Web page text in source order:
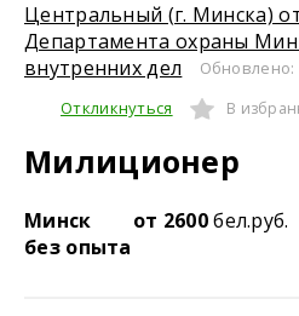
Центральный (г. Минска)
Департамента охраны
внутренних дел
Обновлено:
Откликнуться В
Милиционер
Минск от 2600бел.руб.
без опыта